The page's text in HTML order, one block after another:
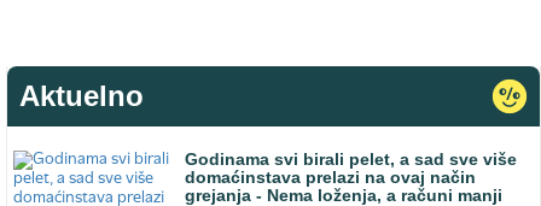
Aktuelno
Godinama svi birali pelet, a sad sve više
domaćinstava prelazi na ovaj način
grejanja - Nema loženja, a računi manji